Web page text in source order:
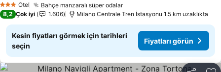
3 YıldızOtel Bahçe manzaralı süper odalar
8,2 Çok iyi 1.606 Milano Centrale Tren İstasyonu 1.5 km uzaklıkta
Kesin fiyatları görmek için tarihleri
seçin
Fiyatları görün